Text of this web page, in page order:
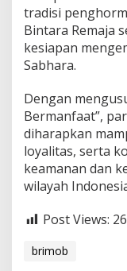
m
a
t
tradisi
Bintara Remaja
kesiapan
Sabhara.
Dengan
Bermanfaat”,
diharapkan
loyalitas, serta
keamanan dan
wilayah
Post Views:
brimob